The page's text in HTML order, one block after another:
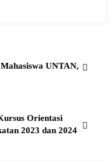
UNTAN,
Orientasi
2023 dan 2024